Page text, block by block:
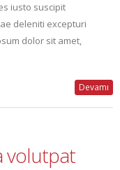
iusto suscipit
deleniti excepturi
dolor sit amet,
Devamı
volutpat